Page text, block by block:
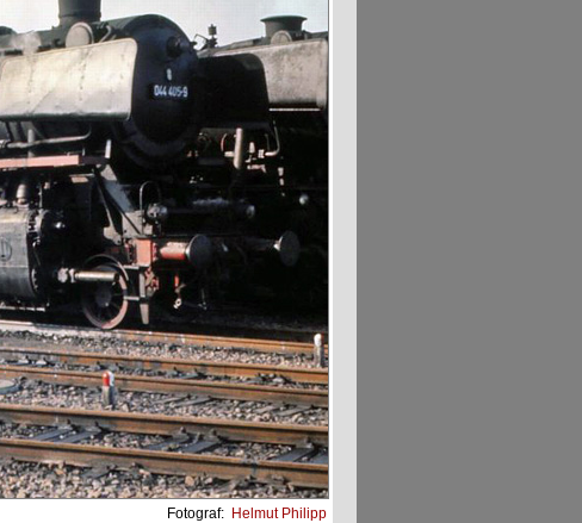
Fotograf: Helmut Philipp